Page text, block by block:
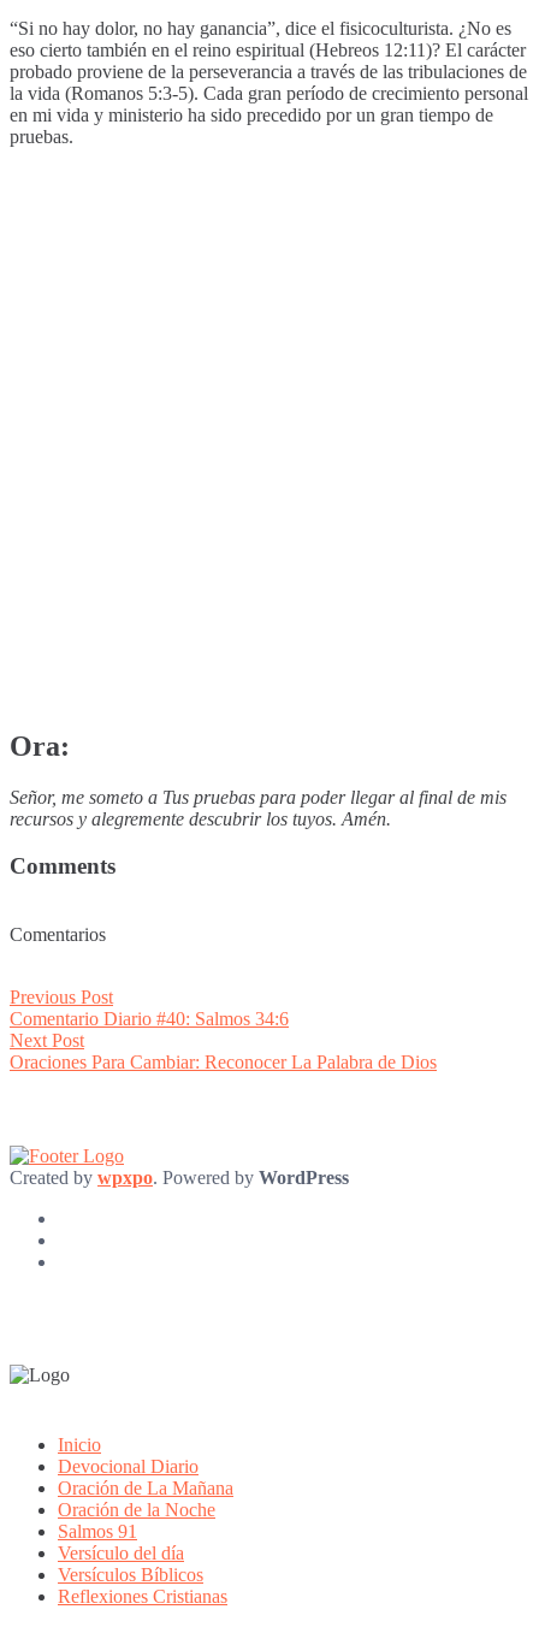
“Si no hay dolor, no hay ganancia”, dice el fisicoculturista. ¿No es
eso cierto también en el reino espiritual (Hebreos 12:11)? El carácter
probado proviene de la perseverancia a través de las tribulaciones de
la vida (Romanos 5:3-5). Cada gran período de crecimiento personal
en mi vida y ministerio ha sido precedido por un gran tiempo de
pruebas.
Ora:
Señor, me someto a Tus pruebas para poder llegar al final de mis
recursos y alegremente descubrir los tuyos. Amén.
Comments
Comentarios
Post
navigation
Previous PostPrevious
post:
Comentario Diario #40: Salmos 34:6
Next PostNext
post:
Oraciones Para Cambiar: Reconocer La Palabra de Dios
Created by wpxpo. Powered by WordPress
Inicio
Devocional Diario
Oración de La Mañana
Oración de la Noche
Salmos 91
Versículo del día
Versículos Bíblicos
Reflexiones Cristianas